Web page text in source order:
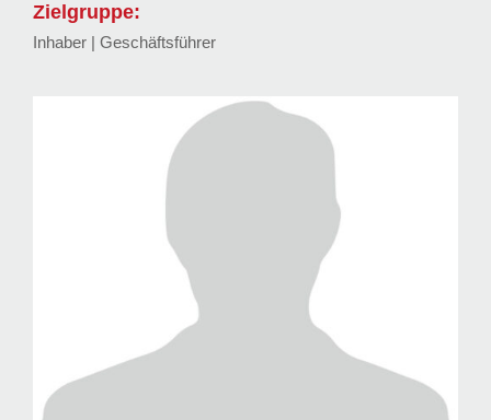
Zielgruppe:
Inhaber | Geschäftsführer